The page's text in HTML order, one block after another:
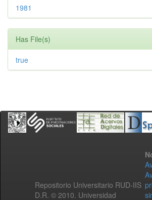
1981
Has File(s)
true
Repositorio Universitario RUD-IIS
D.R. © 2010. Universidad